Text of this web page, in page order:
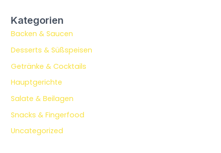
Kategorien
Backen & Saucen
Desserts & Süßspeisen
Getränke & Cocktails
Hauptgerichte
Salate & Beilagen
Snacks & Fingerfood
Uncategorized